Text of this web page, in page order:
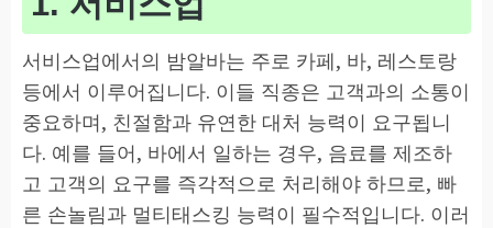
서비스업에서의 밤알바는 주로 카페, 바, 레스토랑
등에서 이루어집니다. 이들 직종은 고객과의 소통이
중요하며, 친절함과 유연한 대처 능력이 요구됩니
다. 예를 들어, 바에서 일하는 경우, 음료를 제조하
고 고객의 요구를 즉각적으로 처리해야 하므로, 빠
른 손놀림과 멀티태스킹 능력이 필수적입니다. 이러